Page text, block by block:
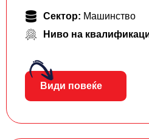
Сектор: Машинство
Ниво на
Види повеќе